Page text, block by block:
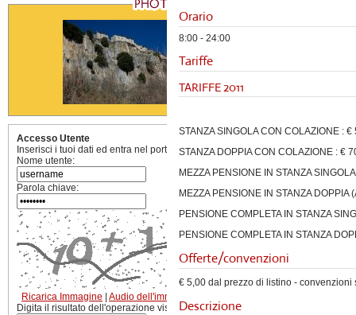
Accesso Utente
Inserisci i tuoi dati ed entra nel portale.
Nome utente:
Parola chiave:
Ricarica Immagine
Audio dell'immagine
Digita il risultato dell'operazione visualizzata:
Orario
8:00 - 24:00
Tariffe
TARIFFE 2011
STANZA SINGOLA CON COLAZIONE : €
STANZA DOPPIA CON COLAZIONE : €
MEZZA PENSIONE IN STANZA
MEZZA PENSIONE IN STANZA DOPPIA
PENSIONE COMPLETA IN STANZA
PENSIONE COMPLETA IN STANZA
Offerte/convenzioni
€ 5,00 dal prezzo di listino -
Descrizione